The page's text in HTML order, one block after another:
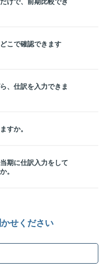
こで確認できます
、仕訳を入力できま
すか。
期に仕訳入力をして
。
せください